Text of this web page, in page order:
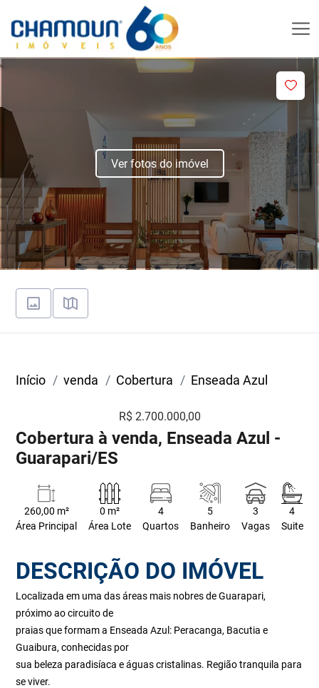
Ver fotos do imóvel
Início venda Cobertura Enseada Azul
R$ 2.700.000,00
Cobertura à venda, Enseada Azul -
Guarapari/ES
260,00 m²
Área Principal
0 m²
Área Lote
4
Quartos
5
Banheiro
3
Vagas
4
Suite
DESCRIÇÃO DO IMÓVEL
Localizada em uma das áreas mais nobres de Guarapari,
próximo ao circuito de
praias que formam a Enseada Azul: Peracanga, Bacutia e
Guaibura, conhecidas por
sua beleza paradisíaca e águas cristalinas. Região tranquila para
se viver.